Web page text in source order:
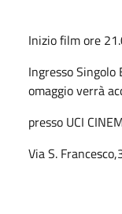
Inizio film ore
Ingresso
omaggio verrà
presso UCI
Via S.